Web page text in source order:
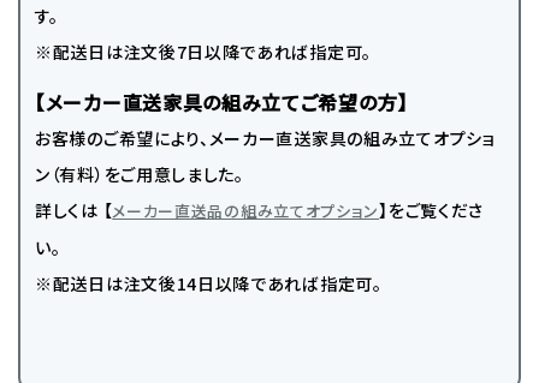
す。
※配送日は注文後7日以降であれば指定可。
【メーカー直送家具の組み立てご希望の方】
お客様のご希望により、メーカー直送家具の組み立てオプショ
ン（有料）をご用意しました。
詳しくは 【メーカー直送品の組み立てオプション】をご覧くださ
い。
※配送日は注文後14日以降であれば指定可。